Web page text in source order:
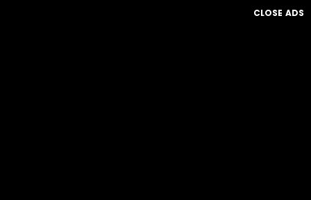
CLOSE ADS